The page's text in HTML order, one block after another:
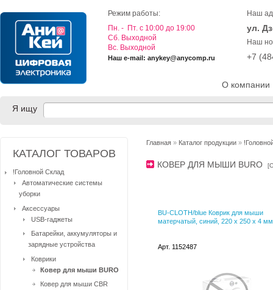
О компании
Режим работы:
Пн. - Пт. с 10:00 до 19:00
Cб. Выходной
Вс. Выходной
Наш e-mail: anykey@anycomp.ru
Наш
ул.
Наш
+7
Я ищу
Главная » Каталог продукции »
КОВЕР ДЛЯ МЫШИ BURО [
BU-CLOTH/blue Коврик для мыши
матерчатый, синий, 220 х 250 х 4 мм
Арт. 1152487
КАТАЛОГ ТОВАРОВ
!Головной Склад
Автоматические системы
уборки
Аксессуары
USB-гаджеты
Батарейки, аккумуляторы и
зарядные устройства
Коврики
Ковер для мыши BURО
Ковер для мыши CBR